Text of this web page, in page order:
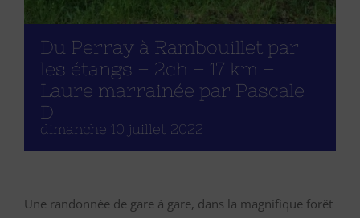
Du Perray à Rambouillet par
les étangs – 2ch – 17 km –
Laure marrainée par Pascale
D
dimanche 10 juillet 2022
Une randonnée de gare à gare, dans la magnifique forêt